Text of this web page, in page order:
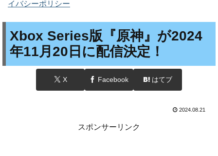
イバシーポリシー
Xbox Series版『原神』が2024
年11月20日に配信決定！
X Facebook はてブ
2024.08.21
スポンサーリンク